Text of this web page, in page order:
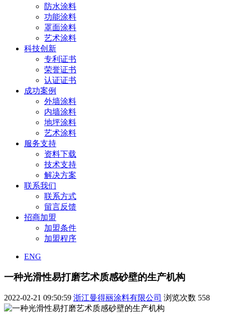
防水涂料
功能涂料
罩面涂料
艺术涂料
科技创新
专利证书
荣誉证书
认证证书
成功案例
外墙涂料
内墙涂料
地坪涂料
艺术涂料
服务支持
资料下载
技术支持
解决方案
联系我们
联系方式
留言反馈
招商加盟
加盟条件
加盟程序
ENG
一种光滑性易打磨艺术质感砂壁的生产机构
2022-02-21 09:50:59 浙江曼得丽涂料有限公司 浏览次数 558